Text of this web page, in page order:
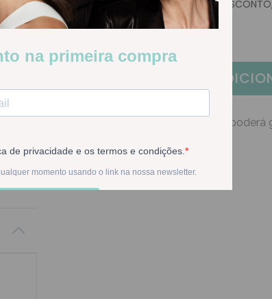
Uriage Água Termal. Com 50%
Na compra deste produto poderá